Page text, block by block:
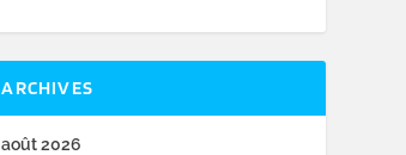
ARCHIVES
août 2026